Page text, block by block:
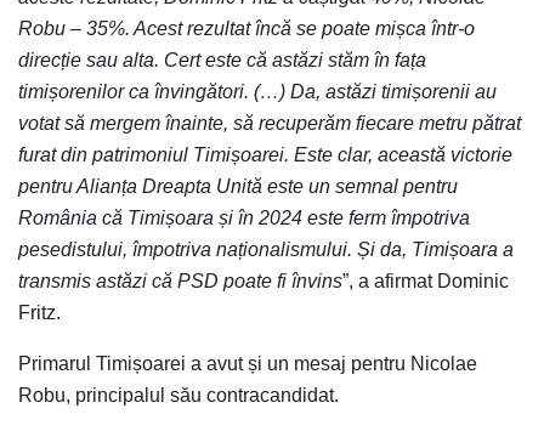
Robu – 35%. Acest rezultat încă se poate mișca într-o
direcție sau alta. Cert este că astăzi stăm în fața
timișorenilor ca învingători. (…) Da, astăzi timișorenii au
votat să mergem înainte, să recuperăm fiecare metru pătrat
furat din patrimoniul Timișoarei. Este clar, această victorie
pentru Alianța Dreapta Unită este un semnal pentru
România că Timișoara și în 2024 este ferm împotriva
pesedistului, împotriva naționalismului. Și da, Timișoara a
transmis astăzi că PSD poate fi învins”, a afirmat Dominic
Fritz.
Primarul Timișoarei a avut și un mesaj pentru Nicolae
Robu, principalul său contracandidat.